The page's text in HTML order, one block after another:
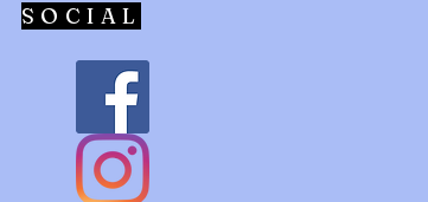
SOCIAL